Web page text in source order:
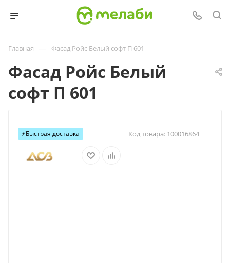
Главная — Фасад Ройс Белый софт П 601
Фасад Ройс Белый
софт П 601
⚡️Быстрая доставка Код товара: 100016864